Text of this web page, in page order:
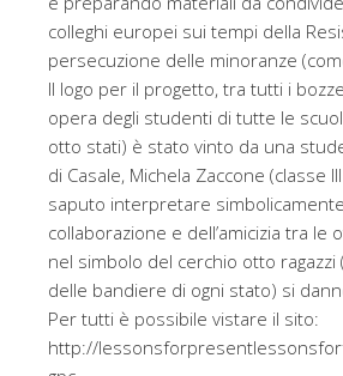
colleghi europei sui tempi della
persecuzione delle minoranze
Il logo per il progetto, tra tutti i
opera degli studenti di tutte le
otto stati) è stato vinto da una
di Casale, Michela Zaccone (classe
saputo interpretare
collaborazione e dell’amicizia tra le
nel simbolo del cerchio otto
delle bandiere di ogni stato) si
Per tutti è possibile vistare il sito:
http://